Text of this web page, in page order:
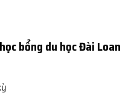
bổng du học Đài Loan